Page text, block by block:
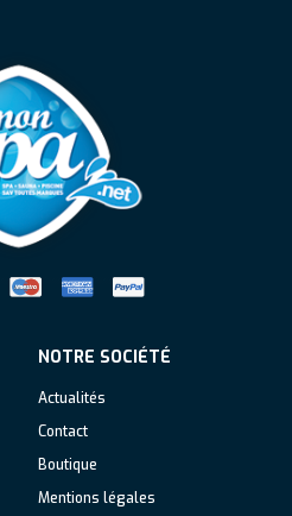
NOTRE SOCIÉTÉ
Actualités
Contact
Boutique
Mentions légales